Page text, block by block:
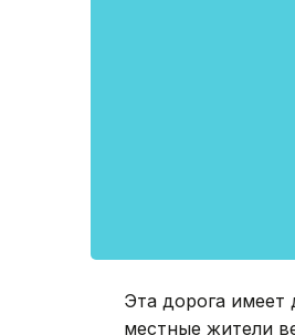
Эта дорога имеет
местные жители